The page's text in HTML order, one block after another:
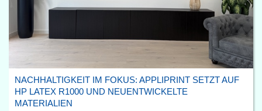
NACHHALTIGKEIT IM FOKUS: APPLIPRINT SETZT AUF
HP LATEX R1000 UND NEUENTWICKELTE
MATERIALIEN